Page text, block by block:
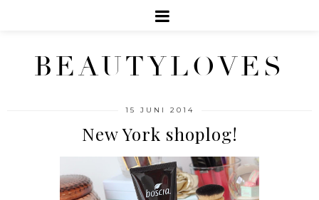
BEAUTYLOVES
15 JUNI 2014
New York shoplog!